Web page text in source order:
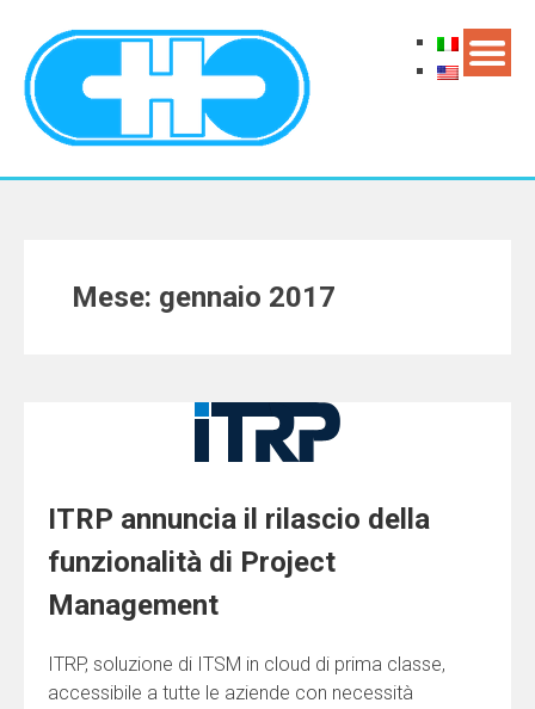
Mese: gennaio 2017
ITRP annuncia il rilascio della
funzionalità di Project
Management
ITRP, soluzione di ITSM in cloud di prima classe,
accessibile a tutte le aziende con necessità